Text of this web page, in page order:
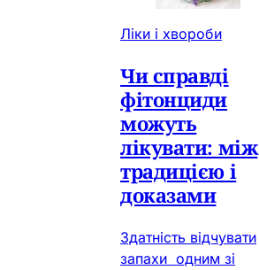
Ліки і хвороби
Чи справді
фітонциди
можуть
лікувати: між
традицією і
доказами
Здатність відчувати
запахи одним зі